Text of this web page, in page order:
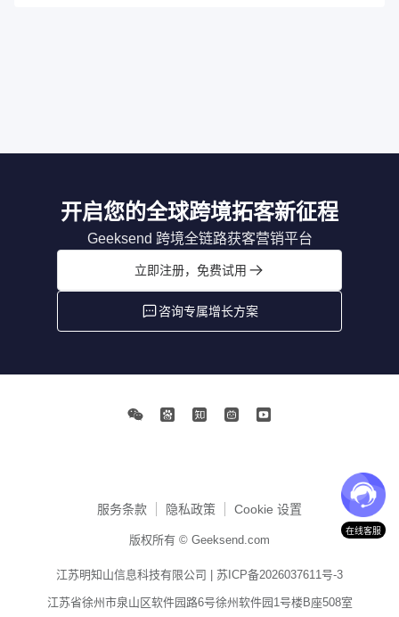
开启您的全球跨境拓客新征程
Geeksend 跨境全链路获客营销平台
立即注册，免费试用
咨询专属增长方案
服务条款 隐私政策 Cookie 设置
版权所有 © Geeksend.com
江苏明知山信息科技有限公司 | 苏ICP备2026037611号-3
江苏省徐州市泉山区软件园路6号徐州软件园1号楼B座508室
在线客服